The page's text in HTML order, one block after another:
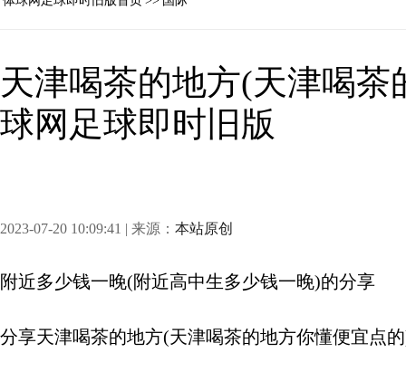
天津喝茶的地方(天津喝
球网足球即时旧版
2023-07-20 10:09:41 | 来源： 本站原创
附近多少钱一晚(附近高中生多少钱一晚)的分享
分享天津喝茶的地方(天津喝茶的地方你懂便宜点